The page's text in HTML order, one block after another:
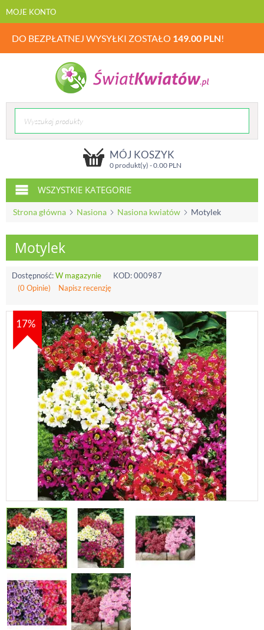
MOJE KONTO
DO BEZPŁATNEJ WYSYŁKI ZOSTAŁO 149.00 PLN!
MÓJ KOSZYK
0 produkt(y) -0.00PLN
WSZYSTKIE KATEGORIE
Strona główna Nasiona Nasiona kwiatów Motylek
Motylek
Dostępność:W magazynie KOD:000987
(0 Opinie)
Napisz recenzję
17%